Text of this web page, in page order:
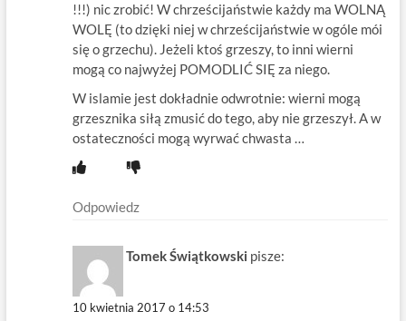
!!!) nic zrobić! W chrześcijaństwie każdy ma WOLNĄ
WOLĘ (to dzięki niej w chrześcijaństwie w ogóle mói
się o grzechu). Jeżeli ktoś grzeszy, to inni wierni
mogą co najwyżej POMODLIĆ SIĘ za niego.
W islamie jest dokładnie odwrotnie: wierni mogą
grzesznika siłą zmusić do tego, aby nie grzeszył. A w
ostateczności mogą wyrwać chwasta …
Odpowiedz
Tomek Świątkowski pisze:
10 kwietnia 2017 o 14:53